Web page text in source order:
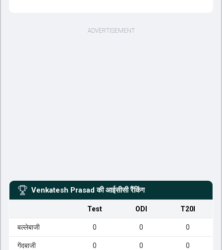
Venkatesh Prasad की आईसीसी रैंकिंग
Test ODI T20I
बल्लेबाजी 0 0 0
गेंदबाजी 0 0 0